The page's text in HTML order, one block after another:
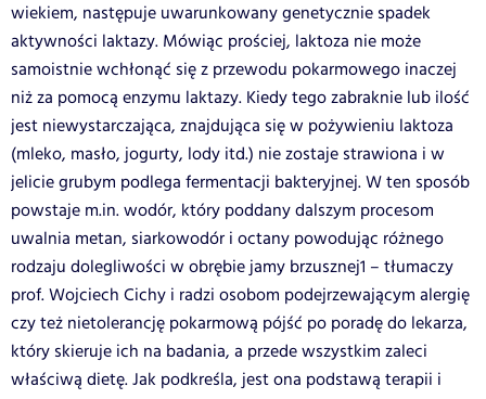
wiekiem, następuje uwarunkowany genetycznie spadek
aktywności laktazy. Mówiąc prościej, laktoza nie może
samoistnie wchłonąć się z przewodu pokarmowego inaczej
niż za pomocą enzymu laktazy. Kiedy tego zabraknie lub ilość
jest niewystarczająca, znajdująca się w pożywieniu laktoza
(mleko, masło, jogurty, lody itd.) nie zostaje strawiona i w
jelicie grubym podlega fermentacji bakteryjnej. W ten sposób
powstaje m.in. wodór, który poddany dalszym procesom
uwalnia metan, siarkowodór i octany powodując różnego
rodzaju dolegliwości w obrębie jamy brzusznej1 – tłumaczy
prof. Wojciech Cichy i radzi osobom podejrzewającym alergię
czy też nietolerancję pokarmową pójść po poradę do lekarza,
który skieruje ich na badania, a przede wszystkim zaleci
właściwą dietę. Jak podkreśla, jest ona podstawą terapii i